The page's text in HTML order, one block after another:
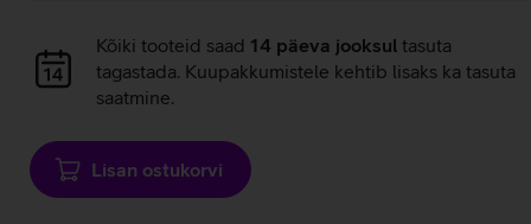
Andmete
laadimine
Kõiki tooteid saad 14 päeva jooksul tasuta
tagastada. Kuupakkumistele kehtib lisaks ka tasuta
saatmine.
Lisan ostukorvi